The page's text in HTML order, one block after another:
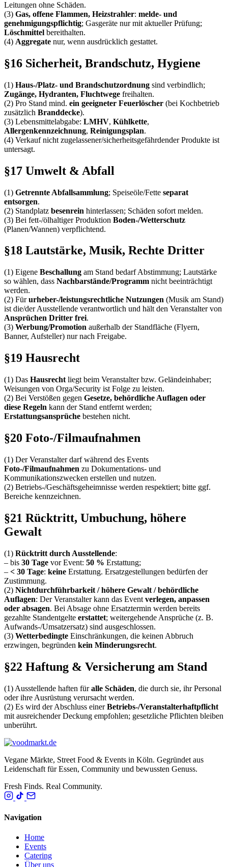
Leitungen ohne Schäden.
(3) Gas, offene Flammen, Heizstrahler: melde- und
genehmigungspflichtig; Gasgeräte nur mit aktueller Prüfung;
Löschmittel bereithalten.
(4) Aggregate nur, wenn ausdrücklich gestattet.
§16 Sicherheit, Brandschutz, Hygiene
(1) Haus-/Platz- und Brandschutzordnung sind verbindlich;
Zugänge, Hydranten, Fluchtwege freihalten.
(2) Pro Stand mind. ein geeigneter Feuerlöscher (bei Kochbetrieb
zusätzlich Branddecke).
(3) Lebensmittelabgabe: LMHV, Kühlkette,
Allergenkennzeichnung, Reinigungsplan.
(4) Verkauf nicht zugelassener/sicherheitsgefährdender Produkte ist
untersagt.
§17 Umwelt & Abfall
(1) Getrennte Abfallsammlung; Speiseöle/Fette separat
entsorgen.
(2) Standplatz besenrein hinterlassen; Schäden sofort melden.
(3) Bei fett-/ölhaltiger Produktion Boden-/Wetterschutz
(Planen/Wannen) verpflichtend.
§18 Lautstärke, Musik, Rechte Dritter
(1) Eigene Beschallung am Stand bedarf Abstimmung; Lautstärke
so wählen, dass Nachbarstände/Programm nicht beeinträchtigt
werden.
(2) Fürurheber-/leistungsrechtliche Nutzungen (Musik am Stand)
ist die/der Ausstellende verantwortlich und hält den Veranstalter von
Ansprüchen Dritter frei.
(3) Werbung/Promotion außerhalb der Standfläche (Flyern,
Banner, Aufsteller) nur nach Freigabe.
§19 Hausrecht
(1) Das Hausrecht liegt beim Veranstalter bzw. Geländeinhaber;
Weisungen von Orga/Security ist Folge zu leisten.
(2) Bei Verstößen gegen Gesetze, behördliche Auflagen oder
diese Regeln kann der Stand entfernt werden;
Erstattungsansprüche bestehen nicht.
§20 Foto-/Filmaufnahmen
(1) Der Veranstalter darf während des Events
Foto-/Filmaufnahmen zu Dokumentations- und
Kommunikationszwecken erstellen und nutzen.
(2) Betriebs-/Geschäftsgeheimnisse werden respektiert; bitte ggf.
Bereiche kennzeichnen.
§21 Rücktritt, Umbuchung, höhere
Gewalt
(1) Rücktritt durch Ausstellende:
– bis 30 Tage vor Event: 50 % Erstattung;
– < 30 Tage: keine Erstattung. Ersatzgestellungen bedürfen der
Zustimmung.
(2) Nichtdurchführbarkeit / höhere Gewalt / behördliche
Auflagen: Der Veranstalter kann das Event verlegen, anpassen
oder absagen. Bei Absage ohne Ersatztermin werden bereits
gezahlte Standentgelte erstattet; weitergehende Ansprüche (z. B.
Aufwands-/Umsatzersatz) sind ausgeschlossen.
(3) Wetterbedingte Einschränkungen, die keinen Abbruch
erzwingen, begründen kein Minderungsrecht.
§22 Haftung & Versicherung am Stand
(1) Ausstellende haften füralle Schäden, die durch sie, ihr Personal
oder ihre Ausrüstung verursacht werden.
(2) Es wird der Abschluss einerBetriebs-/Veranstalterhaftpflicht
mit ausreichender Deckung empfohlen; gesetzliche Pflichten bleiben
unberührt.
Vegane Märkte, Street Food & Events in Köln. Gegründet aus
Leidenschaft für Essen, Community und bewussten Genuss.
Fresh Finds. Real Community.
Navigation
Home
Events
Catering
Über uns